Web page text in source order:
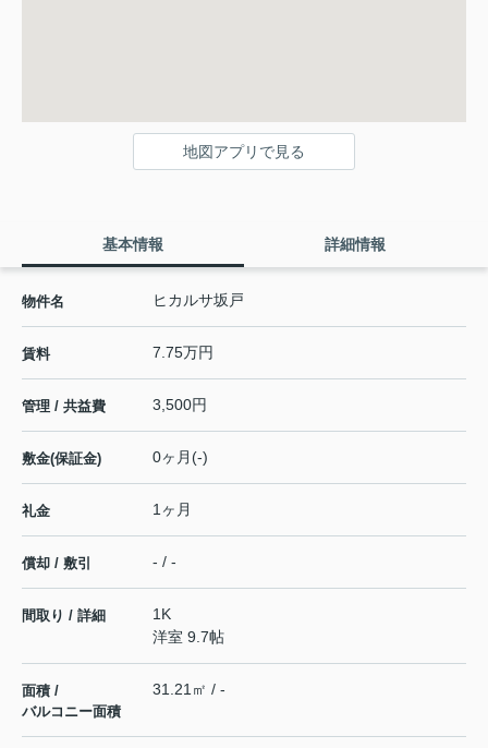
地図アプリで見る
基本情報 詳細情報
物件名 ヒカルサ坂戸
賃料 7.75万円
管理 / 共益費 3,500円
敷金(保証金) 0ヶ月(-)
礼金 1ヶ月
償却 / 敷引 - / -
間取り / 詳細
1K
洋室 9.7帖
面積 /
バルコニー面積
31.21㎡ / -